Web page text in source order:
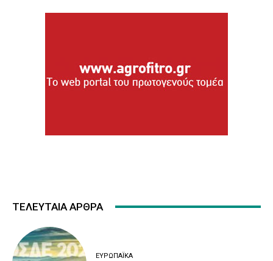
ΤΕΛΕΥΤΑΙΑ ΑΡΘΡΑ
ΕΥΡΩΠΑΪΚΆ